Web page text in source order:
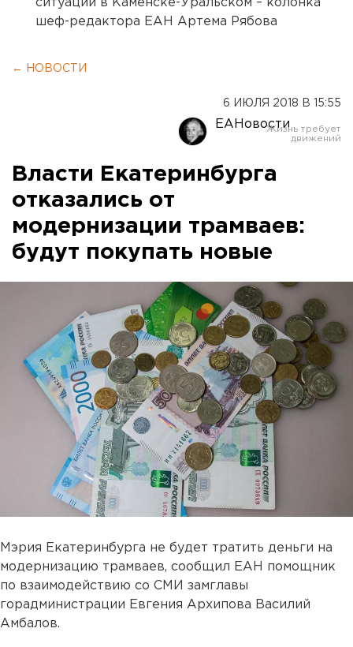
ситуации в Каменске-Уральском – колонка
шеф-редактора ЕАН Артема Рябова
← НОВОСТИ
6 ИЮЛЯ 2018 В 15:55
ЕАНовости
Власти Екатеринбурга
отказались от
модернизации трамваев:
будут покупать новые
Мэрия Екатеринбурга не будет тратить деньги на
модернизацию трамваев, сообщил ЕАН помощник
по взаимодействию со СМИ замглавы
горадминистрации Евгения Архипова Василий
Амбалов.